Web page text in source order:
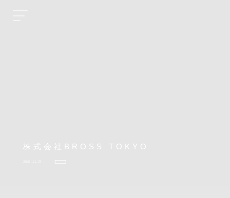
株式会社BROSS TOKYO